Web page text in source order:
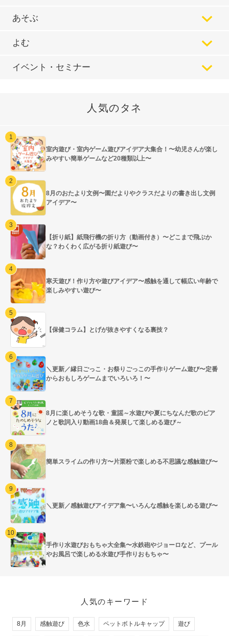
あそぶ
よむ
イベント・セミナー
人気のタネ
室内遊び・室内ゲーム遊びアイデア大集合！〜幼児さんが楽し
みやすい簡単ゲームなど20種類以上〜
8月のおたより文例〜園だよりやクラスだよりの書き出し文例
アイデア〜
【折り紙】紙飛行機の折り方（動画付き）〜どこまで飛ぶか
な？わくわく広がる折り紙遊び〜
寒天遊び！作り方や遊びアイデア〜感触を通して幅広い年齢で
楽しみやすい遊び〜
【保健コラム】とげが抜きやすくなる裏技？
＼更新／縁日ごっこ・お祭りごっこの手作りゲーム遊び〜定番
からおもしろゲームまでいろいろ！〜
8月に楽しめそうな歌・童謡～水遊びや夏にちなんだ歌のピア
ノと歌詞入り動画18曲＆発展して楽しめる遊び～
簡単スライムの作り方〜片栗粉で楽しめる不思議な感触遊び〜
＼更新／感触遊びアイデア集〜いろんな感触を楽しめる遊び〜
手作り水遊びおもちゃ大全集〜水鉄砲やジョーロなど、プール
やお風呂で楽しめる水遊び手作りおもちゃ〜
人気のキーワード
8月 感触遊び 色水 ペットボトルキャップ 遊び